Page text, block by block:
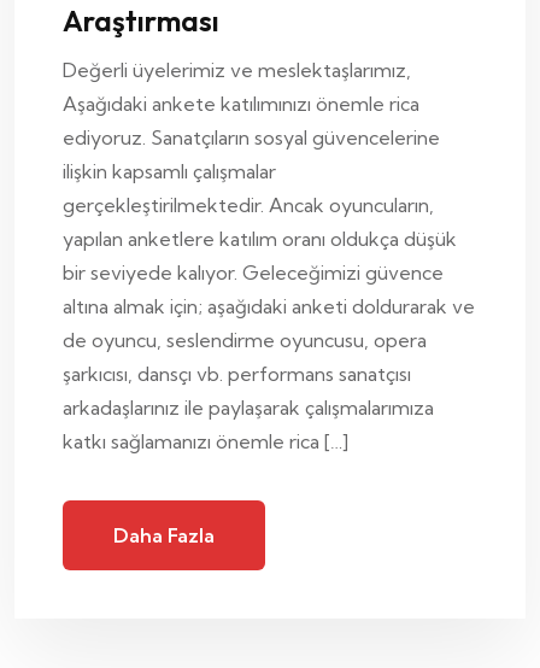
Araştırması
Değerli üyelerimiz ve meslektaşlarımız,
Aşağıdaki ankete katılımınızı önemle rica
ediyoruz. Sanatçıların sosyal güvencelerine
ilişkin kapsamlı çalışmalar
gerçekleştirilmektedir. Ancak oyuncuların,
yapılan anketlere katılım oranı oldukça düşük
bir seviyede kalıyor. Geleceğimizi güvence
altına almak için; aşağıdaki anketi doldurarak ve
de oyuncu, seslendirme oyuncusu, opera
şarkıcısı, dansçı vb. performans sanatçısı
arkadaşlarınız ile paylaşarak çalışmalarımıza
katkı sağlamanızı önemle rica […]
Daha Fazla